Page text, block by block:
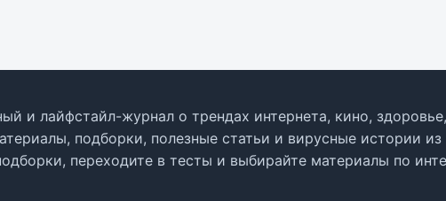
и лайфстайл-журнал о трендах интернета, кино,
подборки, полезные статьи и вирусные истории
переходите в тесты и выбирайте материалы по